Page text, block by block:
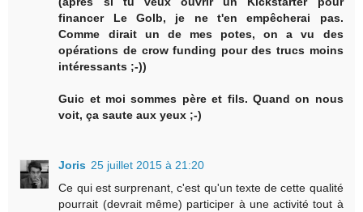
financer Le Golb, je ne t'en empêcherai pas.
Comme dirait un de mes potes, on a vu des
opérations de crow funding pour des trucs moins
intéressants ;-))
Guic et moi sommes père et fils. Quand on nous
voit, ça saute aux yeux ;-)
Joris 25 juillet 2015 à 21:20
Ce qui est surprenant, c'est qu'un texte de cette qualité
pourrait (devrait même) participer à une activité tout à